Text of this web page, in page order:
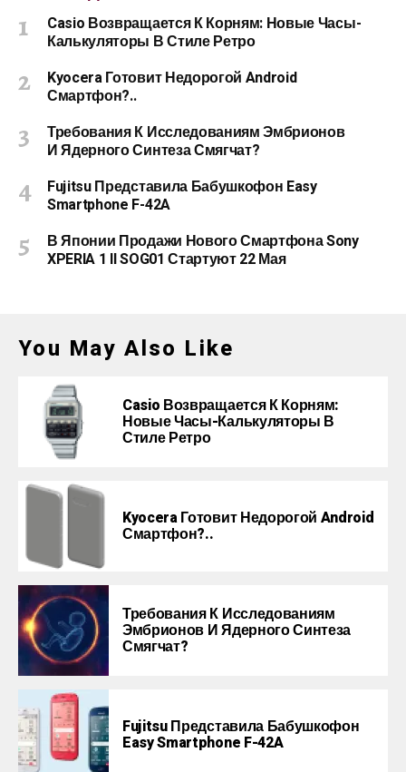
Casio Возвращается К Корням: Новые Часы-
Калькуляторы В Стиле Ретро
Kyocera Готовит Недорогой Android
Смартфон?..
Требования К Исследованиям Эмбрионов
И Ядерного Синтеза Смягчат?
Fujitsu Представила Бабушкофон Easy
Smartphone F-42A
В Японии Продажи Нового Смартфона Sony
XPERIA 1 II SOG01 Стартуют 22 Мая
You May Also Like
Casio Возвращается К Корням:
Новые Часы-Калькуляторы В
Стиле Ретро
Kyocera Готовит Недорогой Android
Смартфон?..
Требования К Исследованиям
Эмбрионов И Ядерного Синтеза
Смягчат?
Fujitsu Представила Бабушкофон
Easy Smartphone F-42A